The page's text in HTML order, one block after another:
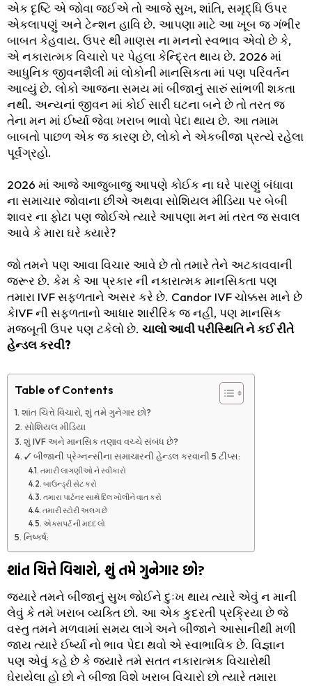
એક દૃષ્ટિ એ જોવા જઈએ તો આજે સુખ, શાંતિ, સમૃદ્ધિ ઉપર
એકલાપણું અને ટેન્શન હાવિ છે. આપણા માટે આ ખૂબ જ ગંભીર
બાબત કેહવાય. ઉપર થી માણસ ના મનનો સ્વભાવ એવો છે કે,
એ નકારાત્મક વિચારો પર પેહલા કેન્દ્રિત થાય છે. 2026 માં
આધુનિક જીવનશૈલી માં લોકોની માનસિકતા માં પણ પરિવર્તન
આવ્યું છે. લોકો આજના સમય માં બીજાનું સારું સાંભળી શકતા
નથી. અન્યનાં જીવન માં કોઈ સારી ઘટના બને છે તો તરત જ
તેના મન માં ઈર્ષ્યા જેવા ખરાબ ભાવો પેદા થાય છે. આ તમામ
બાબતો પાછળ એક જ કારણ છે, લોકો ને એકબીજા પ્રત્યે રહેલા
પૂર્વગ્રહો.
2026 માં આજે આજુબાજુ આપણે કોઈક ના ઘરે પારણું બંધાવા
ના સમાચાર જોવાના છીએ અથવા સોશિયલ મીડિયા પર બેબી
શાવર ના ફોટા પણ જોઈએ ત્યારે આપણા મન માં તરત જ સવાલ
આવે કે મારા ઘરે ક્યારે?
જો તમને પણ આવા વિચાર આવે છે તો તમારે તેને અટકાવવાની
જરૂર છે. કેમ કે આ પ્રકાર ની નકારાત્મક માનસિકતા પણ
તમારા IVF સફળતાને અસર કરે છે. Candor IVF ચોક્કસ માને છે
કેIVF ની સફળતાનો આધાર શારીરિક જ નહી, પણ માનસિક
મજબૂતી ઉપર પણ ટકેલો છે. ચાલો આવી પરીસ્થિતિ ને કઈ રીતે
હેન્ડલ કરવી?
Table of Contents
શાંત ચિત્તે વિચારો, શું તમે ગુનેગાર છો?
સોશિયલ મીડિયા
શું IVF અને માનસિક તણાવ વચ્ચે સંબંધ છે?
✓ બીજાની પ્રેગ્નન્સીના સમાચારની હેન્ડલ કરવાની 5 ટીપ્સ:
તમારી લાગણીઓ ને સ્વીકારો
બાઉન્ડ્રી સેટ કરો
તમારા પાર્ટનર સાથે દિલ ખોલીને વાત કરો
તમારી સ્ટોરી અલગ છે
એક્સપર્ટ ની મદદ લો
નિષ્કર્ષ:
શાંત ચિત્તે વિચારો, શું તમે ગુનેગાર છો?
જ્યારે તમને બીજાનું સુખ જોઈને દુઃખ થાય ત્યારે એવું ન માની
લેવું કે તમે ખરાબ વ્યક્તિ છો. આ એક કુદરતી પ્રક્રિયા છે જે
વસ્તુ તમને મળવામાં સમય લાગે અને બીજાને આસાનીથી મળી
જાય ત્યારે ઈર્ષ્યા નો ભાવ પેદા થવો એ સ્વાભાવિક છે. વિજ્ઞાન
પણ એવું કહે છે કે જ્યારે તમે સતત નકારાત્મક વિચારોથી
ઘેરાયેલા હો છો ને બીજા વિશે ખરાબ વિચારો છો ત્યારે તમારા